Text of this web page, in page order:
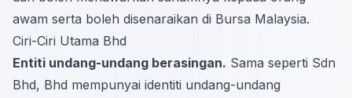
awam serta boleh disenaraikan di Bursa Malaysia.
Ciri-Ciri Utama Bhd
Entiti undang-undang berasingan. Sama seperti Sdn
Bhd, Bhd mempunyai identiti undang-undang